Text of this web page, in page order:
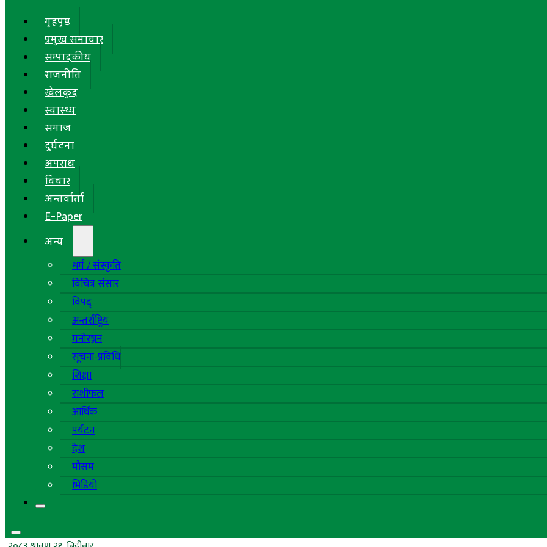
गृहपृष्ठ
प्रमुख समाचार
सम्पादकीय
राजनीति
खेलकुद
स्वास्थ्य
समाज
दुर्घटना
अपराध
विचार
अन्तर्वार्ता
E-Paper
अन्य
धर्म / संस्कृति
विचित्र संसार
विपद्
अन्तर्राष्ट्रिय
मनोरञ्जन
सूचना-प्रविधि
शिक्षा
राशीफल
आर्थिक
पर्यटन
देश
मौसम
भिडियो